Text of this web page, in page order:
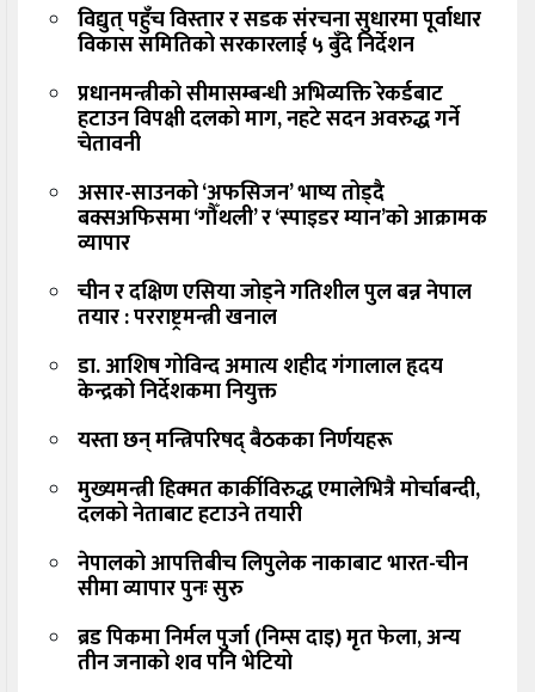
विद्युत् पहुँच विस्तार र सडक संरचना सुधारमा पूर्वाधार
विकास समितिको सरकारलाई ५ बुँदे निर्देशन
प्रधानमन्त्रीको सीमासम्बन्धी अभिव्यक्ति रेकर्डबाट
हटाउन विपक्षी दलको माग, नहटे सदन अवरुद्ध गर्ने
चेतावनी
असार-साउनको ‘अफसिजन’ भाष्य तोड्दै
बक्सअफिसमा ‘गौँथली’ र ‘स्पाइडर म्यान’को आक्रामक
व्यापार
चीन र दक्षिण एसिया जोड्ने गतिशील पुल बन्न नेपाल
तयार : परराष्ट्रमन्त्री खनाल
डा. आशिष गोविन्द अमात्य शहीद गंगालाल हृदय
केन्द्रको निर्देशकमा नियुक्त
यस्ता छन् मन्त्रिपरिषद् बैठकका निर्णयहरू
मुख्यमन्त्री हिक्मत कार्कीविरुद्ध एमालेभित्रै मोर्चाबन्दी,
दलको नेताबाट हटाउने तयारी
नेपालको आपत्तिबीच लिपुलेक नाकाबाट भारत-चीन
सीमा व्यापार पुनः सुरु
ब्रड पिकमा निर्मल पुर्जा (निम्स दाइ) मृत फेला, अन्य
तीन जनाको शव पनि भेटियो